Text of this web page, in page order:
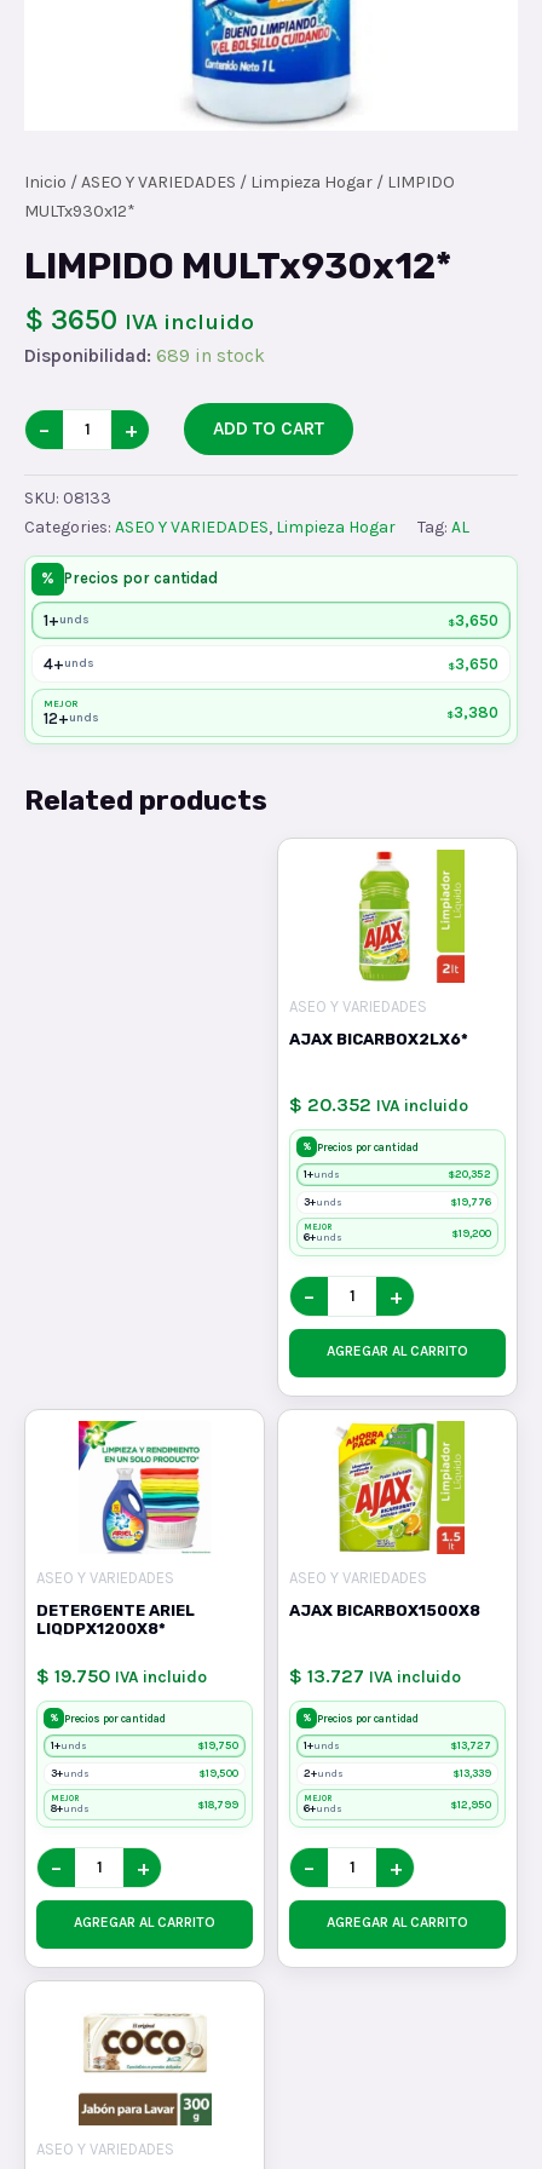
Inicio /ASEO Y VARIEDADES / Limpieza Hogar / LIMPIDO
MULTx930x12*
LIMPIDO MULTx930x12*
$ 3650 IVA incluido
Disponibilidad: 689 in stock
LIMPIDO
MULTx930x12*
quantity
− + ADD TO CART
SKU: 08133
Categories: ASEO Y VARIEDADES, Limpieza Hogar Tag: AL
% Precios por cantidad
1+unds $3,650
4+unds $3,650
MEJOR
12+unds $3,380
Related products
ASEO Y VARIEDADES
AJAX BICARBOX2LX6*
$ 20.352 IVA incluido
% Precios por cantidad
1+unds $20,352
3+unds $19,776
MEJOR
6+unds $19,200
− +
AGREGAR AL CARRITO
ASEO Y VARIEDADES
DETERGENTE ARIEL
LIQDPX1200X8*
$ 19.750 IVA incluido
% Precios por cantidad
1+unds $19,750
3+unds $19,500
MEJOR
8+unds $18,799
− +
AGREGAR AL CARRITO
ASEO Y VARIEDADES
AJAX BICARBOX1500X8
$ 13.727 IVA incluido
% Precios por cantidad
1+unds $13,727
2+unds $13,339
MEJOR
6+unds $12,950
− +
AGREGAR AL CARRITO
ASEO Y VARIEDADES